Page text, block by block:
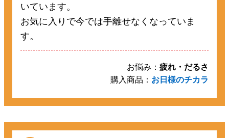
いています。
お気に入りで今では手離せなくなっていま
す。
お悩み： 疲れ・だるさ
購入商品： お日様のチカラ